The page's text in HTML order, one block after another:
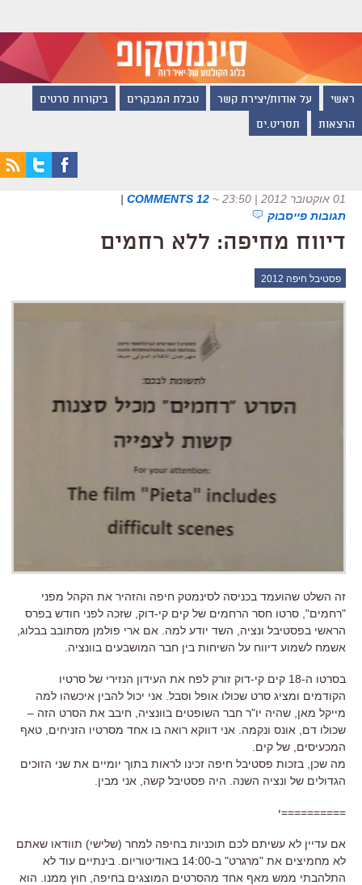
ראשי על אודות/יצירת קשר טבלת המבקרים ביקורות סרטים
הרצאות תסריט.ים
01 אוקטובר 2012 | 23:50 ~
12 COMMENTS
|
תגובות פייסבוק
דיווח מחיפה: ללא רחמים
פסטיבל חיפה 2012
זה השלט שהועמד בכניסה לסינמטק חיפה והזהיר את הקהל מפני
"רחמים", סרטו חסר הרחמים של קים קי-דוק, שזכה לפני חודש בפרס
הראשי בפסטיבל ונציה, השד יודע למה. אם ארי פולמן מסתובב בבלוג,
אשמח לשמוע דיווח על השיחות בין חבר המושבעים בוונציה.
בסרטו ה-18 קים קי-דוק זורק לפח את העידון הנזירי של סרטיו
הקודמים ומציג סרט שכולו אופל וסבל. אני יכול להבין איכשהו למה
מייקל מאן, שהיה יו"ר חבר השופטים בוונציה, חיבב את הסרט הזה –
שכולו דם, אונס ונקמה. אני דווקא רואה בו אחד מסרטיו הזניחים, טאף
המכעיסים, של קים.
מה שכן, בזכות פסטיבל חיפה זכינו לראות בתוך יומיים את שני הזוכים
הגדולים של ונציה השנה. היה פסטיבל קשה, אני מבין.
==========י
אם עדיין לא עשיתם לכם תוכניות בחיפה למחר (שלישי) תוודאו שאתם
לא מחמיצים את "מרגרט" ב-14:00 באודיטוריום. בינתיים עוד לא
התלהבתי ממש מאף אחד מהסרטים המוצגים בחיפה, חוץ ממנו. הוא